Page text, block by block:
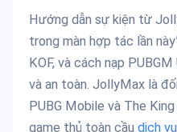
Hướng dẫn sự kiện từ
trong màn hợp tác lần
KOF, và cách nạp
và an toàn. JollyMax là
PUBG Mobile và The
game thủ toàn cầu dịch